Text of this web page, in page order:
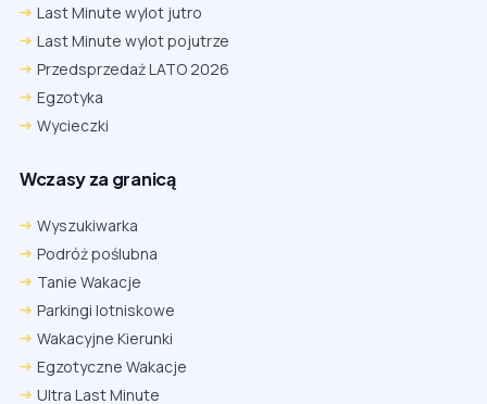
Last Minute wylot jutro
Last Minute wylot pojutrze
Przedsprzedaż LATO 2026
Egzotyka
Wycieczki
Wczasy za granicą
Wyszukiwarka
Podróż poślubna
Tanie Wakacje
Parkingi lotniskowe
Wakacyjne Kierunki
Egzotyczne Wakacje
Ultra Last Minute